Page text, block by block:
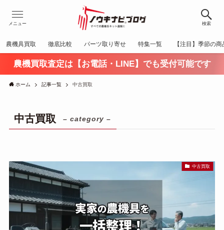
検索
メニュー
農機具買取 徹底比較 パーツ取り寄せ 特集一覧 【注目】季節の商
農機買取査定は【お電話・LINE】でも受付可能です
ホーム 記事一覧 中古買取
中古買取 – category –
中古買取